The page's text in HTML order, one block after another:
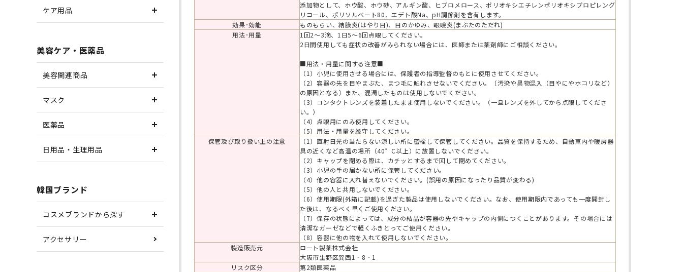
ケア用品
美容ケア・医薬品
美容関連商品
マスク
医薬品
日用品・生理用品
韓国ブランド
コスメブランドから探す
アクセサリー
添加物として、ホウ酸、ホウ砂、アルギン酸、ヒプロメロース、ポリオキシエチレンポリオキシプロピレング
リコール、ポリソルベート80、エデト酸Na、pH調節剤を含有します。
効果･効能
ものもらい、結膜炎(はやり目)、目のかゆみ、眼瞼炎(まぶたのただれ)
用法･用量
1回2～3滴、1日5～6回点眼してください。
2日間使用しても症状の改善がみられない場合には、医師または薬剤師にご相談ください。
■用法・用量に関する注意■
（1）小児に使用させる場合には、保護者の指導監督のもとに使用させてください。
（2）容器の先を目やまぶた、まつ毛に触れさせないでください。〔汚染や異物混入（目やにやホコリなど）
の原因となる〕また、混濁したものは使用しないでください。
（3）コンタクトレンズを装着したまま使用しないでください。（一旦レンズを外してから点眼してくださ
い。）
（4）点眼用にのみ使用してください。
（5）用法・用量を厳守してください。
保管及び取り扱い上の注意
（1）直射日光の当たらない涼しい所に密栓して保管してください。品質を保持するため、自動車内や暖房器
具の近くなど高温の場所（40゜C以上）に放置しないでください。
（2）キャップを閉める際は、カチッとするまで回して閉めてください。
（3）小児の手の届かない所に保管してください。
（4）他の容器に入れ替えないでください。(誤用の原因になったり品質が変わる)
（5）他の人と共用しないでください。
（6）使用期限(外箱に記載)を過ぎた製品は使用しないでください。なお、使用期限内であっても一度開封し
た後は、なるべく早くご使用ください。
（7）保存の状態によっては、成分の結晶が容器の先やキャップの内側につくことがあります。その場合には
清潔なガーゼなどで軽くふきとってご使用ください。
（8）容器に他の物を入れて使用しないでください。
製造販売元
ロート製薬株式会社
大阪市生野区巽西1‐8‐1
リスク区分
第2類医薬品